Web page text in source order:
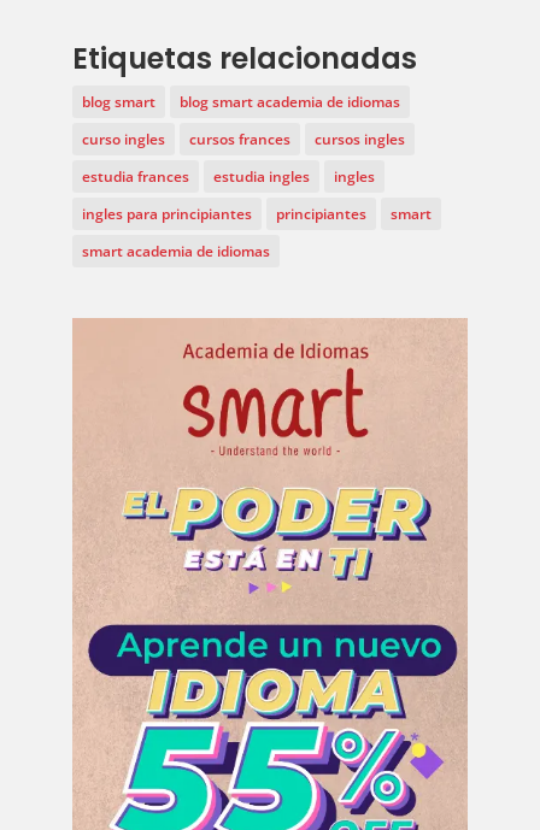
Etiquetas relacionadas
blog smart
blog smart academia de idiomas
curso ingles
cursos frances
cursos ingles
estudia frances
estudia ingles
ingles
ingles para principiantes
principiantes
smart
smart academia de idiomas